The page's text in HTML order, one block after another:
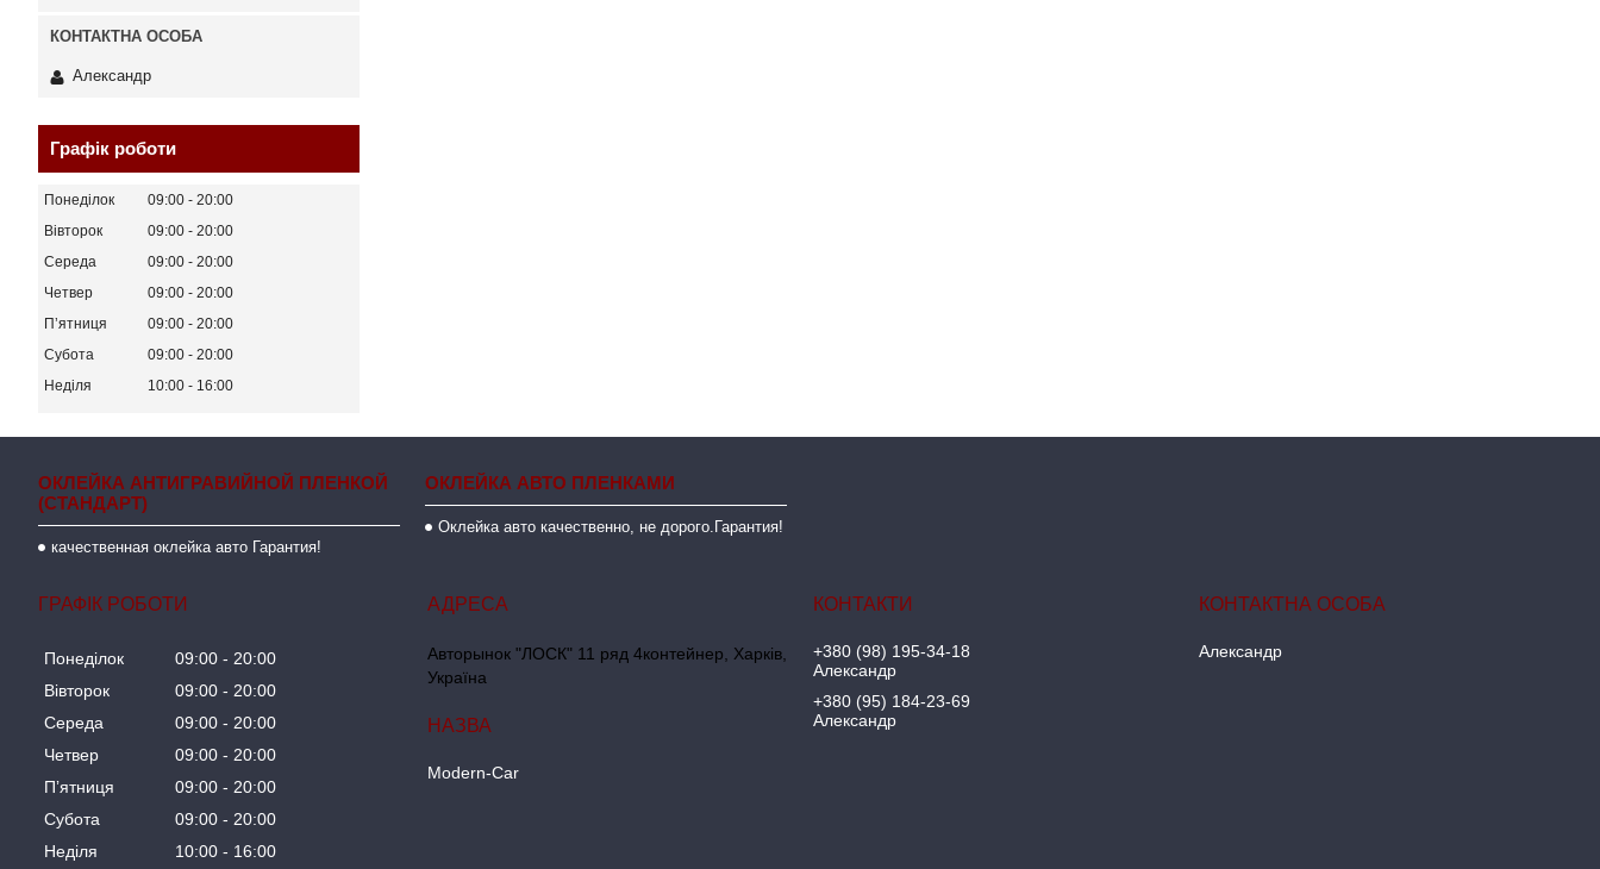
Александр
Графік роботи
Понеділок 09:00
20:00
Вівторок
09:00
20:00
Середа
09:00
20:00
Четвер
09:00
20:00
Пʼятниця
09:00
20:00
Субота
09:00
20:00
Неділя
10:00 16:00
ОКЛЕЙКА АНТИГРАВИЙНОЙ ПЛЕНКОЙ
(СТАНДАРТ)
качественная оклейка авто Гарантия!
ОКЛЕЙКА АВТО ПЛЕНКАМИ
Оклейка авто качественно, не дорого.Гарантия!
ГРАФІК РОБОТИ
Понеділок 09:00
20:00
Вівторок
09:00
20:00
Середа
09:00
20:00
Четвер
09:00
20:00
Пʼятниця
09:00
20:00
Субота
09:00
20:00
Неділя
10:00 16:00
Авторынок "ЛОСК" 11 ряд 4контейнер, Харків,
Україна
Modern-Car
+380 (98) 195-34-18
Александр
+380 (95) 184-23-69
Александр
Александр